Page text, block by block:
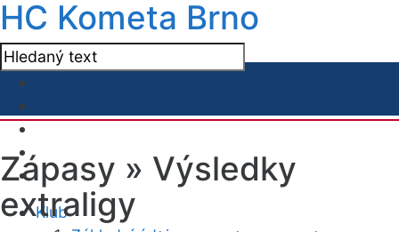
HC Kometa Brno
Klub
Zápasy » Výsledky
extraligy